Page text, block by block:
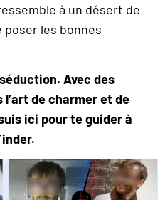
à un désert de
les bonnes
Avec des
l’art de charmer et de
ici pour te guider à